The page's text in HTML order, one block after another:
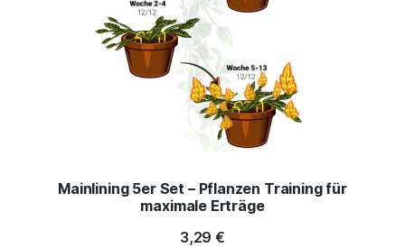
Mainlining 5er Set – Pflanzen Training für
maximale Erträge
3,29€